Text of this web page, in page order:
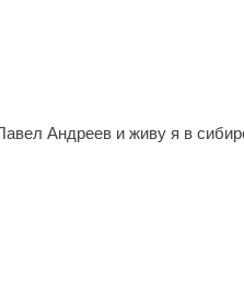
Андреев и живу я в